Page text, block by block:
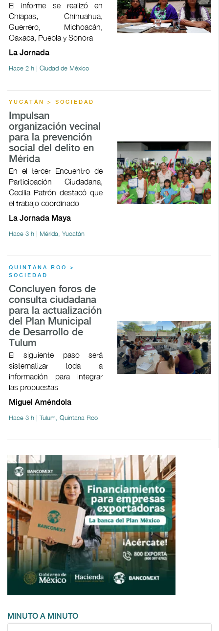
El informe se realizó en
Chiapas, Chihuahua,
Guerrero, Michoacán,
Oaxaca, Puebla y Sonora
La Jornada
Hace 2 h | Ciudad de México
YUCATÁN > SOCIEDAD
Impulsan
organización vecinal
para la prevención
social del delito en
Mérida
En el tercer Encuentro de
Participación Ciudadana,
Cecilia Patrón destacó que
el trabajo coordinado
La Jornada Maya
Hace 3 h | Mérida, Yucatán
QUINTANA ROO >
SOCIEDAD
Concluyen foros de
consulta ciudadana
para la actualización
del Plan Municipal
de Desarrollo de
Tulum
El siguiente paso será
sistematizar toda la
información para integrar
las propuestas
Miguel Améndola
Hace 3 h | Tulum, Quintana Roo
MINUTO A MINUTO